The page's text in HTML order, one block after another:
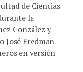
de Ciencias
la
González y
José Fredman
en versión